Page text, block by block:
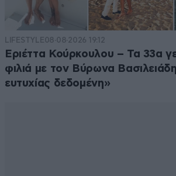
LIFESTYLE08·08·2026 19:12
Εριέττα Κούρκουλου – Τα 33α
φιλιά με τον Βύρωνα
ευτυχίας δεδομένη»